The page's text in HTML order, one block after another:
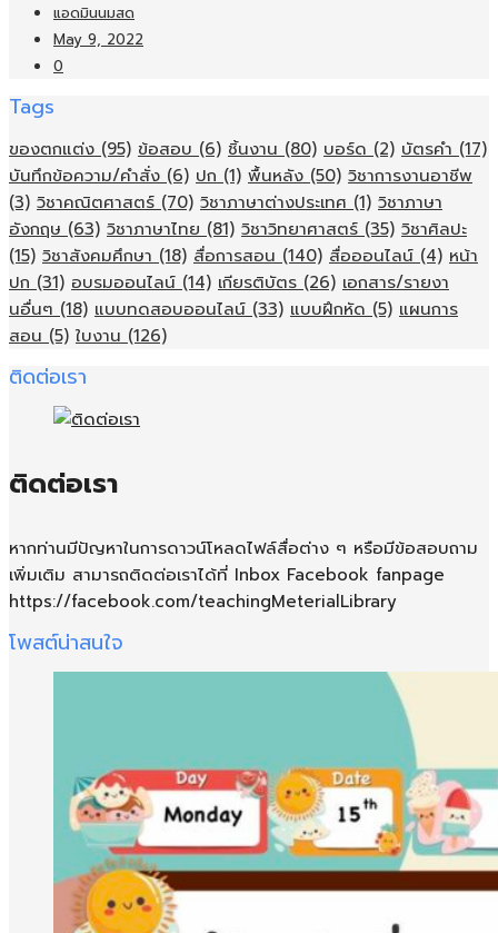
แอดมินนมสด
May 9, 2022
0
Tags
ของตกแต่ง (95) ข้อสอบ (6) ชิ้นงาน (80) บอร์ด (2) บัตรคำ (17)
บันทึกข้อความ/คำสั่ง (6) ปก (1) พื้นหลัง (50) วิชาการงานอาชีพ
(3) วิชาคณิตศาสตร์ (70) วิชาภาษาต่างประเทศ (1) วิชาภาษา
อังกฤษ (63) วิชาภาษาไทย (81) วิชาวิทยาศาสตร์ (35) วิชาศิลปะ
(15) วิชาสังคมศึกษา (18) สื่อการสอน (140) สื่อออนไลน์ (4) หน้า
ปก (31) อบรมออนไลน์ (14) เกียรติบัตร (26) เอกสาร/รายงา
นอื่นๆ (18) แบบทดสอบออนไลน์ (33) แบบฝึกหัด (5) แผนการ
สอน (5) ใบงาน (126)
ติดต่อเรา
ติดต่อเรา
หากท่านมีปัญหาในการดาวน์โหลดไฟล์สื่อต่าง ๆ หรือมีข้อสอบถาม
เพิ่มเติม สามารถติดต่อเราได้ที่ Inbox Facebook fanpage
https://facebook.com/teachingMeterialLibrary
โพสต์น่าสนใจ